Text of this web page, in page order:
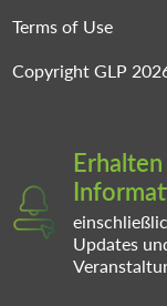
Terms of Use
Copyright GLP
Updates